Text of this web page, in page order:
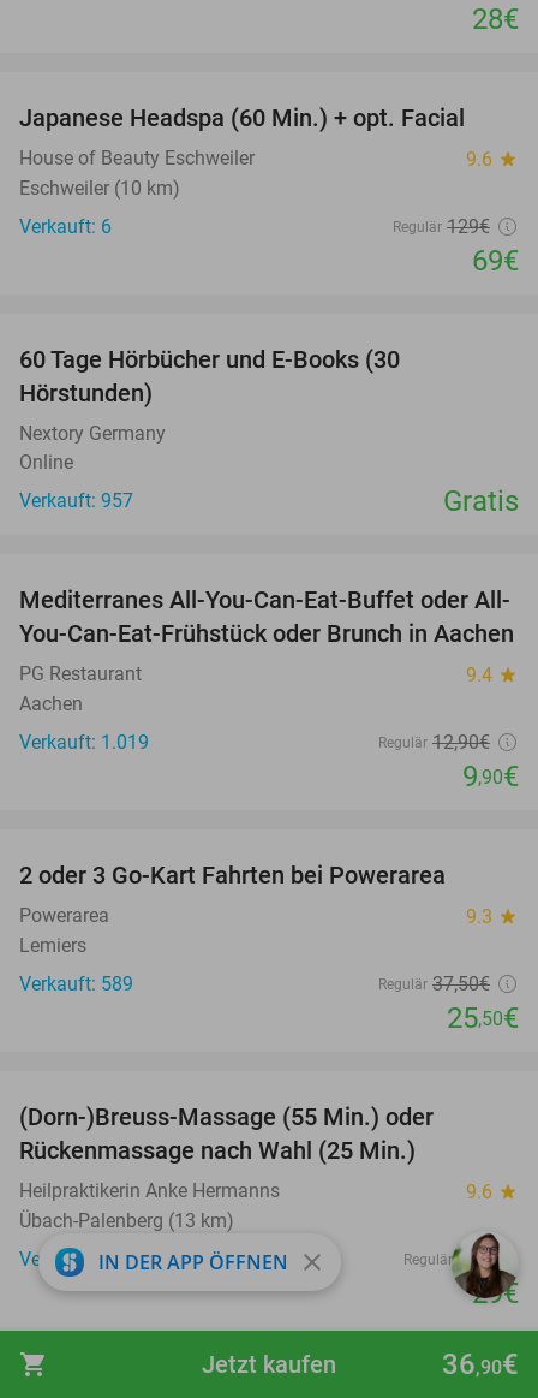
shopping_cart 36,90€
Jetzt kaufen
28€
Japanese Headspa (60 Min.) + opt. Facial
House of Beauty Eschweiler 9.6 star
Eschweiler (10 km)
Verkauft: 6
Regulär 129€
69€
60 Tage Hörbücher und E-Books (30
Hörstunden)
Nextory Germany
Online
Verkauft: 957
Gratis
23%
Mediterranes All-You-Can-Eat-Buffet oder All-
You-Can-Eat-Frühstück oder Brunch in Aachen
PG Restaurant 9.4 star
Aachen
Verkauft: 1.019
Regulär 12,90€
9,90€
2 oder 3 Go-Kart Fahrten bei Powerarea
Powerarea 9.3 star
Lemiers
Verkauft: 589
Regulär 37,50€
25,50€
(Dorn-)Breuss-Massage (55 Min.) oder
Rückenmassage nach Wahl (25 Min.)
Heilpraktikerin Anke Hermanns 9.6 star
Übach-Palenberg (13 km)
Verkauft: 7
Regulär 65€
29€
favorite_border
IN DER APP ÖFFNEN close